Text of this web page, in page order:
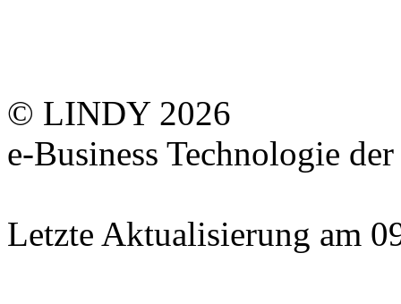
© LINDY 2026
e-Business Technologie
Letzte Aktualisierung am